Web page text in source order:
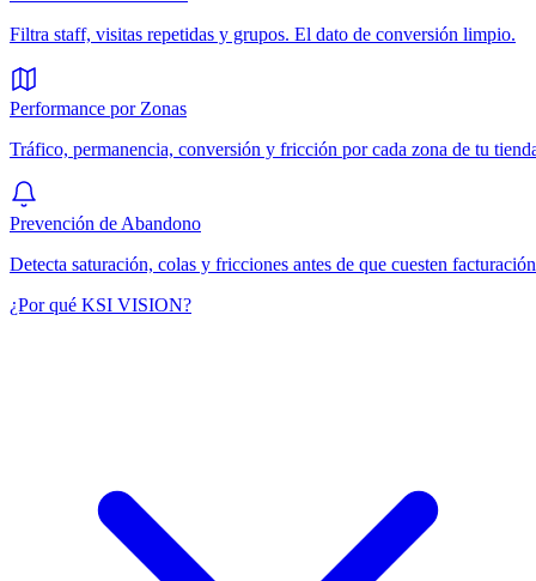
Filtra staff, visitas repetidas y grupos. El dato de conversión limpio.
Performance por Zonas
Tráfico, permanencia, conversión y fricción por cada zona de tu
Prevención de Abandono
Detecta saturación, colas y fricciones antes de que cuesten
¿Por qué KSI VISION?